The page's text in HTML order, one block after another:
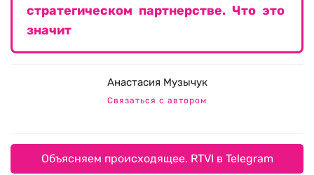
стратегическом партнерстве. Что это
значит
Анастасия Музычук
Связаться с автором
Объясняем происходящее. RTVI в Telegram